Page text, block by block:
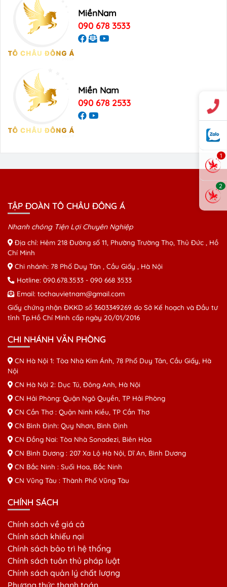
MiềnNam
090 678 3533
Miền Nam
090 678 2533
TẬP ĐOÀN TÔ CHÂU ĐÔNG Á
Nhanh chóng Tiện Lợi Chuyên Nghiệp
Địa chỉ: Hẻm 218 Đường số 11, Phường Trường Thọ, Thủ Đức , Hồ
Chí Minh
Chi nhánh: 78 Phố Duy Tân , Cầu Giấy , Hà Nội
Hotline: 090.678.3533 - 090 668 3533
Email: tochauvietnam@gmail.com
Giấy chứng nhận ĐKKD số 3603349269 do Sở Kế hoạch và Đầu tư
tỉnh Tp.Hồ Chí Minh cấp ngày 20/01/2016
1
2
CHI NHÁNH VĂN PHÒNG
CN Hà Nội 1: Tòa Nhà Kim Ánh, 78 Phố Duy Tân, Cầu Giấy, Hà
Nội
CN Hà Nội 2: Dục Tú, Đông Anh, Hà Nội
CN Hải Phòng: Quận Ngô Quyền, TP Hải Phòng
CN Cần Thơ : Quận Ninh Kiều, TP Cần Thơ
CN Bình Định: Quy Nhơn, Bình Định
CN Đồng Nai: Tòa Nhà Sonadezi, Biên Hòa
CN Bình Dương : 207 Xa Lộ Hà Nội, Dĩ An, Bình Dương
CN Bắc Ninh : Suối Hoa, Bắc Ninh
CN Vũng Tàu : Thành Phố Vũng Tàu
CHÍNH SÁCH
Chính sách về giá cả
Chính sách khiếu nại
Chính sách bảo trì hệ thống
Chính sách tuân thủ pháp luật
Chính sách quản lý chất lượng